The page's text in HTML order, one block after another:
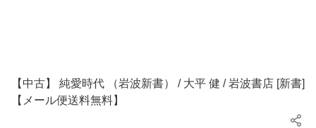
【中古】 純愛時代 （岩波新書） / 大平 健 / 岩波書店 [新書]
【メール便送料無料】